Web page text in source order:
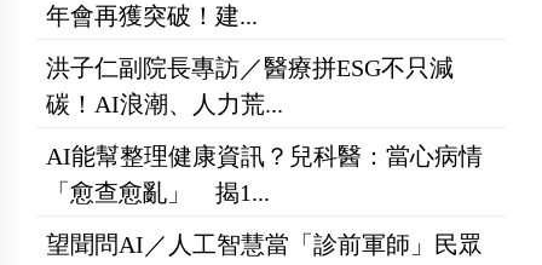
年會再獲突破！建...
洪子仁副院長專訪／醫療拼ESG不只減
碳！AI浪潮、人力荒...
AI能幫整理健康資訊？兒科醫：當心病情
「愈查愈亂」 揭1...
望聞問AI／人工智慧當「診前軍師」民眾